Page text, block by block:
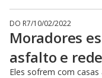
DO R7/10/02/2022
Moradores
asfalto e
Eles sofrem com casas